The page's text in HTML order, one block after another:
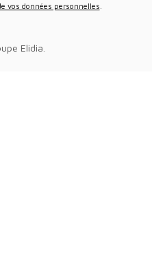
vos données personnelles
Elidia